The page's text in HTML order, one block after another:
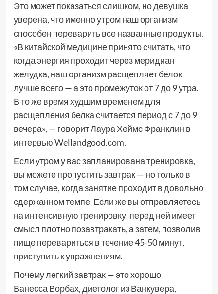
Это может показаться слишком, но девушка
уверена, что именно утром наш организм
способен переварить все названные продукты.
«В китайской медицине принято считать, что
когда энергия проходит через меридиан
желудка, наш организм расщепляет белок
лучше всего — а это промежуток от 7 до 9 утра.
В то же время худшим временем для
расщепления белка считается период с 7 до 9
вечера», — говорит Лаура Хеймс Франклин в
интервью Wellandgood.сom.
Если утром у вас запланирована тренировка,
вы можете пропустить завтрак — но только в
том случае, когда занятие проходит в довольно
сдержанном темпе. Если же вы отправляетесь
на интенсивную тренировку, перед ней имеет
смысл плотно позавтракать, а затем, позволив
пище перевариться в течение 45-50 минут,
приступить к упражнениям.
Почему легкий завтрак — это хорошо
Ванесса Ворбах, диетолог из Ванкувера,